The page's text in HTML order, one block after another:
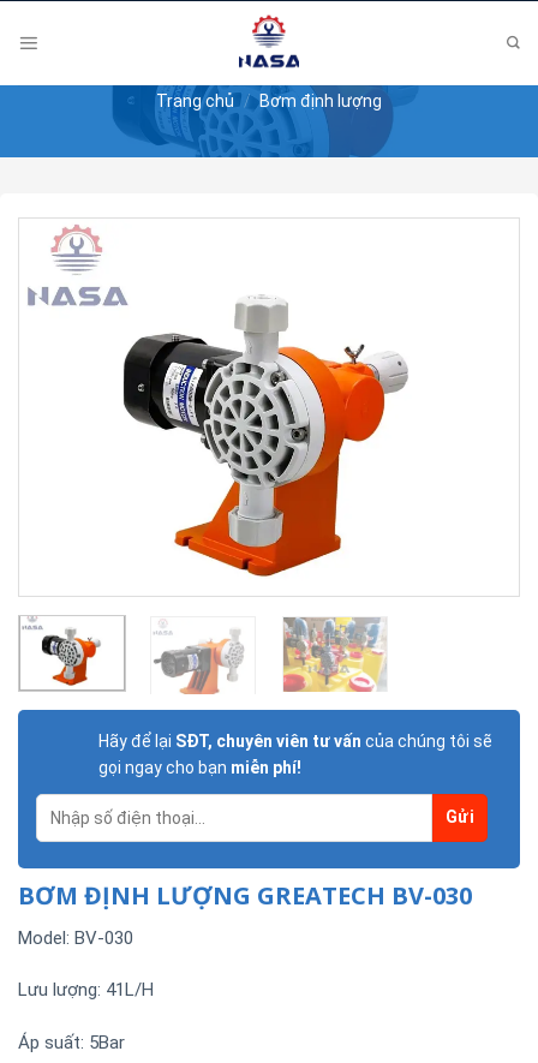
Trang chủ / Bơm định lượng
Hãy để lại SĐT, chuyên viên tư vấn của chúng tôi sẽ
gọi ngay cho bạn miễn phí!
BƠM ĐỊNH LƯỢNG GREATECH BV-030
Model: BV-030
Lưu lượng: 41L/H
Áp suất: 5Bar